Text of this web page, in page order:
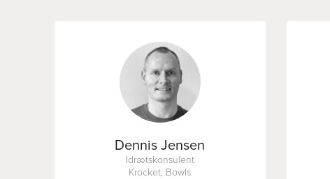
Dennis Jensen
Idrætskonsulent
Krocket, Bowls